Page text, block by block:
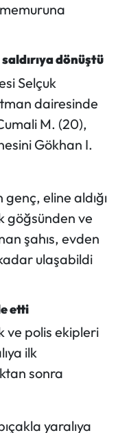
dönüştü
Selçuk
dairesinde
M. (20),
Gökhan I.
eline aldığı
göğsünden ve
şahıs, evden
ulaşabildi
etti
ve polis ekipleri
ilk
sonra
yaralıya